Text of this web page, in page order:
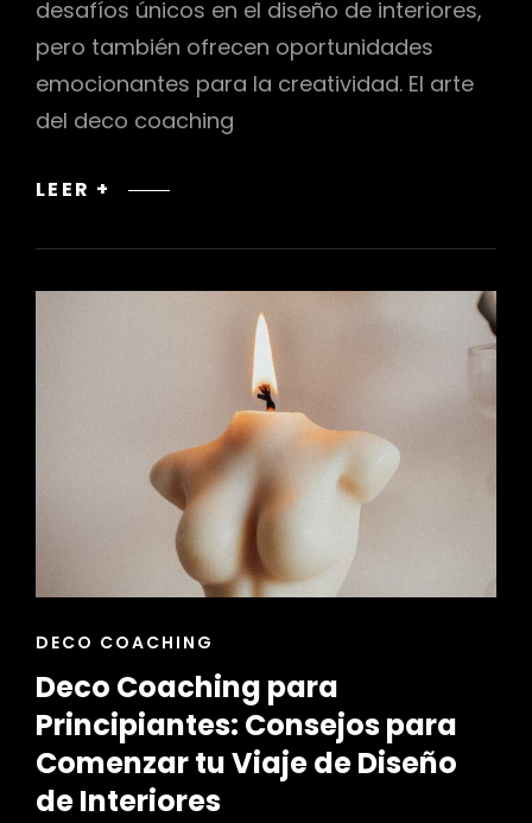
desafíos únicos en el diseño de interiores,
pero también ofrecen oportunidades
emocionantes para la creatividad. El arte
del deco coaching
LEER +
EL
DEL
PEQUEÑOS:
MAXIMIZANDO
FUNCIONALIDAD
BELLEZA
ENLACES
LAS
CATEGORÍAS
DECO COACHING
Deco Coaching para
Principiantes: Consejos para
Comenzar tu Viaje de Diseño
de Interiores